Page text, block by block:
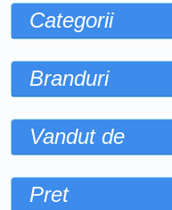
Categorii
Branduri
Vandut de
Pret